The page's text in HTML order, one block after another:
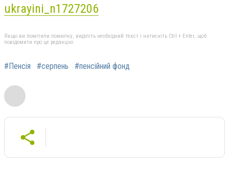
ukrayini_n1727206
Якщо ви помітили помилку, виділіть необхідний текст і натисніть Ctrl + Enter, щоб
повідомити про це редакцію
#Пенсія #серпень #пенсійний фонд